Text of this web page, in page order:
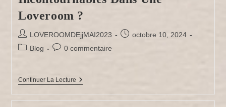
?
Loveroom ?
Auteur/autrice
de
LOVEROOMDEjjMAI2023
Publication
octobre 10, 2024
PostBlog
Commentaires
publication :
0 commentaire
Continuer La LectureQuels
Sont